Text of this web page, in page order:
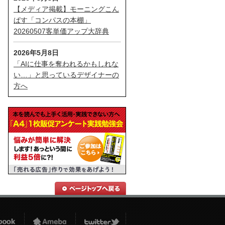
【メディア掲載】モーニングこん
ぱす「コンパスの本棚」
20260507客単価アップ大辞典
2026年5月8日
「AIに仕事を奪われるかもしれな
い…」と思っているデザイナーの
方へ